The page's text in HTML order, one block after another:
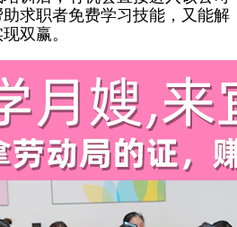
求职者免费学习技能，又能解
双赢。